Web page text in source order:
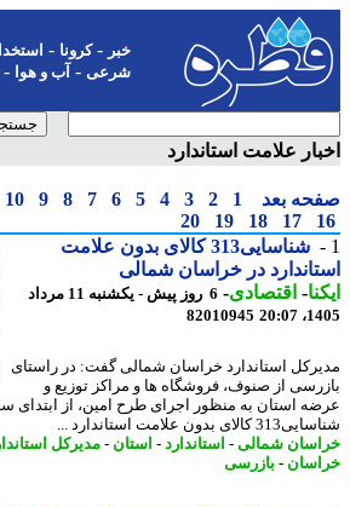
-کرونا-استخدام-
شرعی-آب و هوا-
علامت استاندارد
بعد 1
2
3
4
5
6
7
8
9
10
11
17
18
19
20
شناسایی313 کالای بدون علامت
در خراسان شمالی
-اقتصادی-
6 روز پیش - یکشنبه 11 مرداد
82010945
استاندارد خراسان شمالی گفت: در راستای
از صنوف، فروشگاه ها و مراکز توزیع و
استان به منظور اجرای طرح امین، از ابتدای سال
بدون علامت استاندارد ...
شمالی-استاندارد- استان-مدیرکل استاندارد-
-بازرسی